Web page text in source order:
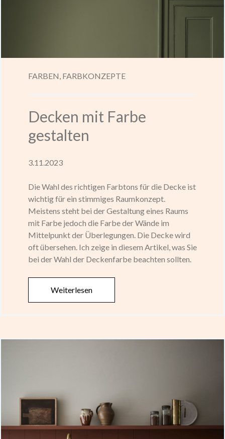
FARBEN, FARBKONZEPTE
Decken mit Farbe
gestalten
3.11.2023
Die Wahl des richtigen Farbtons für die Decke ist
wichtig für ein stimmiges Raumkonzept.
Meistens steht bei der Gestaltung eines Raums
mit Farbe jedoch die Farbe der Wände im
Mittelpunkt der Überlegungen. Die Decke wird
oft übersehen. Ich zeige in diesem Artikel, was Sie
bei der Wahl der Deckenfarbe beachten sollten.
Weiterlesen